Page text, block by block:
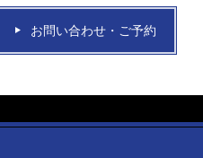
お問い合わせ・ご予約